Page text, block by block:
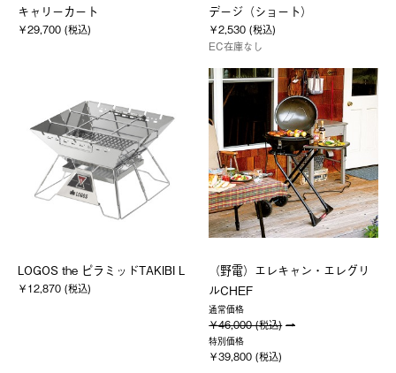
キャリーカート
￥29,700 (税込)
デージ（ショート）
￥2,530 (税込)
EC在庫なし
LOGOS the ピラミッドTAKIBI L
￥12,870 (税込)
（野電）エレキャン・エレグリ
ルCHEF
通常価格
￥46,000 (税込)
特別価格
￥39,800 (税込)